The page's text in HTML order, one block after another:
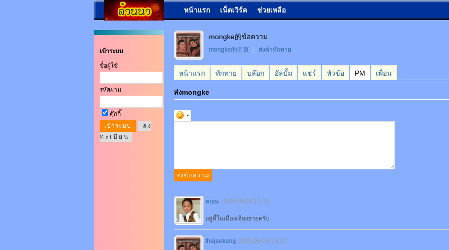
หน้าแรก เน็ตเวิร์ค ช่วยเหลือ
เข้าระบบ
ชื่อผู้ใช้
รหัสผ่าน
คุ๊กกี๊
ล ง
ท ะ เ บี ย น
mongke的ข้อความ
mongke的主頁 ส่งคำทักทาย
หน้าแรก ทักทาย บล๊อก อัลบั้ม แชร์ หัวข้อ PM เพื่อน
ส่งmongke
ตฤณ 2009-09-08 13:35
อยู่ตี้ในเมืองเจียงฮายครับ
thejeekung 2009-08-24 19:37